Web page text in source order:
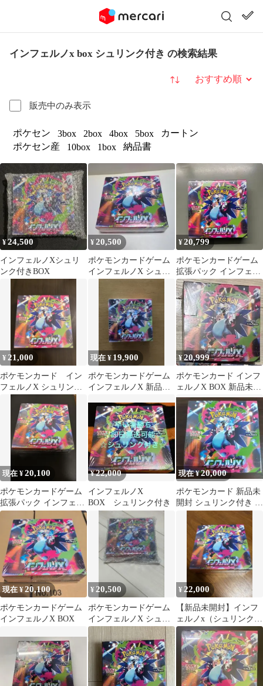
インフェルノx box シュリンク付き の検索結果
販売中のみ表示
並び替え
ポケセン 3box 2box 4box 5box
カートン
ポケセン産
10box 1box 納品書
¥24,500
インフェルノXシュリ
ンク付きBOX
¥20,500
ポケモンカードゲーム
インフェルノX シュリ
¥20,799
ポケモンカードゲーム
拡張パック インフェル
ノX 未開封BOX シュリ
ンク付き
¥ 21,000
ポケモンカード イン
フェルノX シュリンク
現在 ¥ 19,900
ポケモンカードゲーム
インフェルノX 新品未
き！！
¥20,999
ポケモンカード インフ
ェルノX BOX 新品未開
封 シュリンク付き
現在 ¥20,100
ポケモンカードゲーム
拡張パック インフェル
ノX BOXシュリンク付
¥22,000
インフェルノX
BOX シュリンク付き
現在 ¥20,000
ポケモンカード 新品未
開封 シュリンク付き イ
ンフェルノX 1BOX
現在 ¥20,100
ポケモンカードゲーム
インフェルノX BOX
¥ 20,500
ポケモンカードゲーム
インフェルノX シュリ
ンク付きBOX
¥ 22,000
【新品未開封】インフ
ェルノx（シュリンク付
き）1BOX